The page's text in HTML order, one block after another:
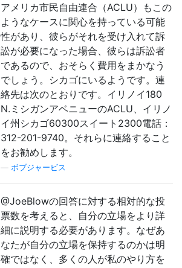
アメリカ市民自由連合（ACLU）もこの
ようなケースに関心を持っている可能
性があり、彼らがそれを受け入れて訴
訟が必要になった場合、彼らは訴訟者
であるので、おそらく費用をまかなう
でしょう。シカゴにいるようです。連
絡先は次のとおりです。イリノイ180
N.ミシガンアベニューのACLU、イリノ
イ州シカゴ60300スイート2300電話：
312-201-9740。それらに連絡すること
をお勧めします。
ボブジャービス
@JoeBlowの回答に対する相対的な投
票数を考えると、自分の立場をより詳
細に説明する必要があります。なぜあ
なたが自分の立場を保持するのかは明
確ではなく、多くの人が私のやり方を